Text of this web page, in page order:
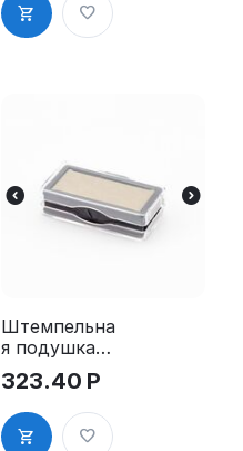
Штемпельна
я подушка
для GRM
4912 2Pads,
синяя
323.40 Р